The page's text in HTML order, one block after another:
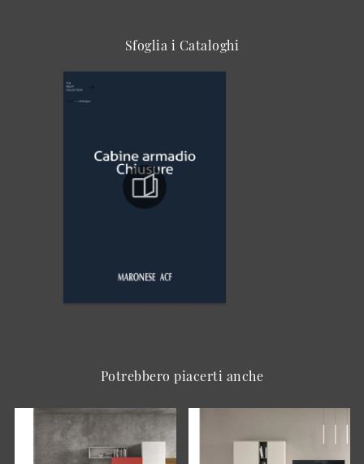
Sfoglia i Cataloghi
Potrebbero piacerti anche